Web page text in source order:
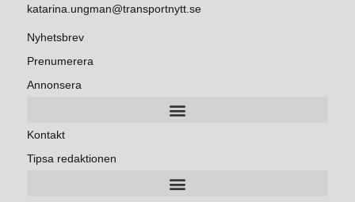
katarina.ungman@transportnytt.se
Nyhetsbrev
Prenumerera
Annonsera
Kontakt
Tipsa redaktionen